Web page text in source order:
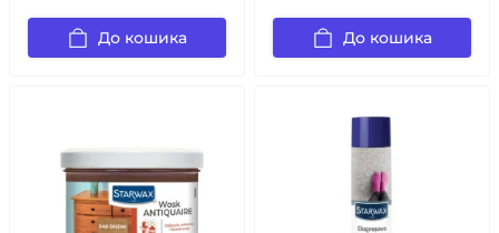
До кошика До кошика